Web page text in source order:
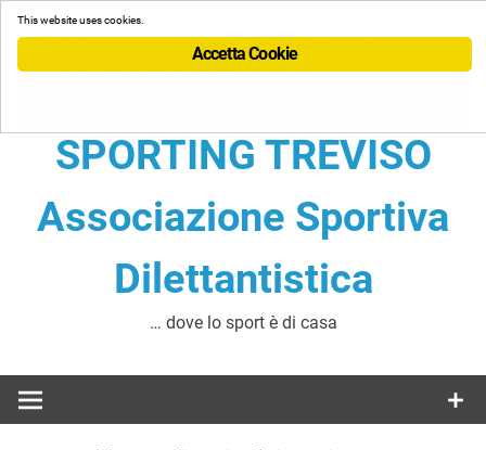
Skip
content
SPORTING TREVISO
Associazione Sportiva
Dilettantistica
… dove lo sport è di casa
This website uses cookies.
Accetta Cookie